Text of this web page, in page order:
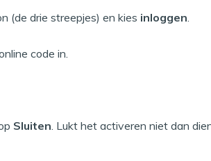
(de drie streepjes) en kies inloggen.
code in.
Sluiten. Lukt het activeren niet dan